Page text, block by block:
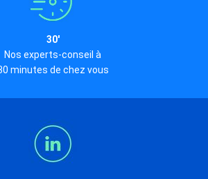
30'
Nos experts-conseil à
minutes de chez vous